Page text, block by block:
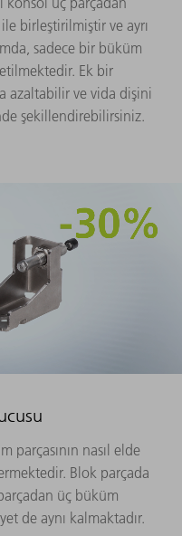
birleştirilmiştir ve ayrı
sadece bir büküm
Ek bir
azaltabilir ve vida dişini
şekillendirebilirsiniz.
parçasının nasıl elde
Blok parçada
üç büküm
de aynı kalmaktadır.